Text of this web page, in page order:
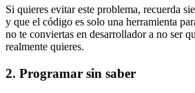
Si quieres evitar este problema, recuerda
y que el código es solo una herramienta
no te conviertas en desarrollador a no ser
realmente quieres.
2. Programar sin saber